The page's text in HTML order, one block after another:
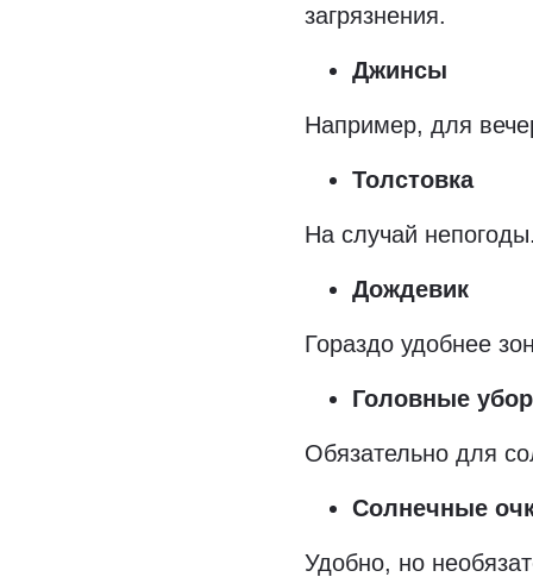
загрязнения.
Джинсы
Например, для
Толстовка
На случай
Дождевик
Гораздо удобнее
Головные
Обязательно для
Солнечные
Удобно, но